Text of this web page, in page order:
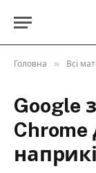
Головна » Всі
Google
Chrome